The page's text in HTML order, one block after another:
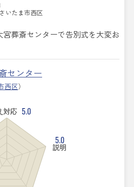
いたま市西区
葬斎センターで告別式を大変お
センター
西区）
対応 5.0
5.0
説明